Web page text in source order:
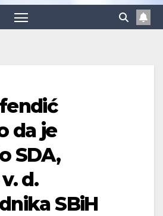
da je
SDA,
d.
SBiH